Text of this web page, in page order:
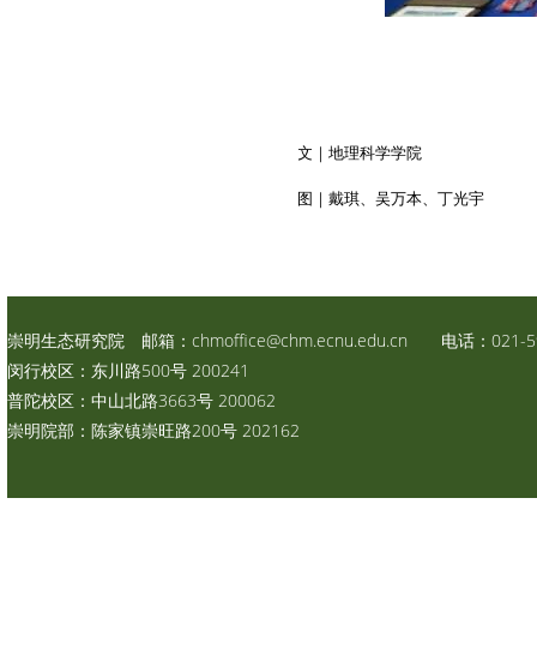
文｜地理科学学院
图｜戴琪、吴万本、丁光宇
崇明生态研究院 邮箱： chmoffice@chm.ecnu.edu.cn 电话：021-
闵行校区：东川路500号 200241
普陀校区：中山北路3663号 200062
崇明院部：陈家镇崇旺路200号 202162